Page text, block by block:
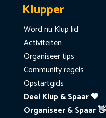
Klupper
Word nu Klup lid
Activiteiten
Organiseer tips
Community regels
Opstartgids
Deel Klup & Spaar 💙
Organiseer & Spaar 👋